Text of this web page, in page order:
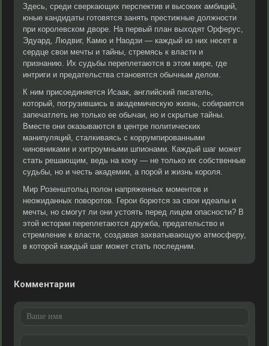
Здесь, среди сверкающих перспектив и высоких амбиций,
юные кандидаты готовятся занять престижные должности
при королевском дворе. На первый план выходят Орферус,
Эдуард, Людвиг, Камю и Наодзи — каждый из них несет в
сердце свои мечты и тайны, стремясь к власти и
признанию. Их судьбы переплетаются в этом мире, где
интриги и предательства становятся обычным делом.
К ним присоединяется Исаак, английский писатель,
который, погрузившись в академическую жизнь, собирается
запечатлеть не только ее обычаи, но и скрытые тайны.
Вместе они оказываются в центре политических
манипуляций, сталкиваясь с коррумпированными
чиновниками и хитроумными шпионами. Каждый шаг может
стать решающим, ведь на кону — не только их собственные
судьбы, но и честь академии, а порой и жизнь короля.
Мир Розенштольц полон напряженных моментов и
неожиданных поворотов. Герои борются за свои идеалы и
мечты, но смогут ли они устоять перед лицом опасности? В
этой истории переплетаются дружба, предательство и
стремление к власти, создавая захватывающую атмосферу,
в которой каждый шаг может стать последним.
Комментарии